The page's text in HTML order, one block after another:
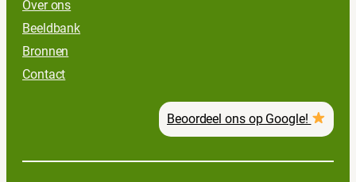
Over ons
Beeldbank
Bronnen
Contact
Beoordeel ons op Google!